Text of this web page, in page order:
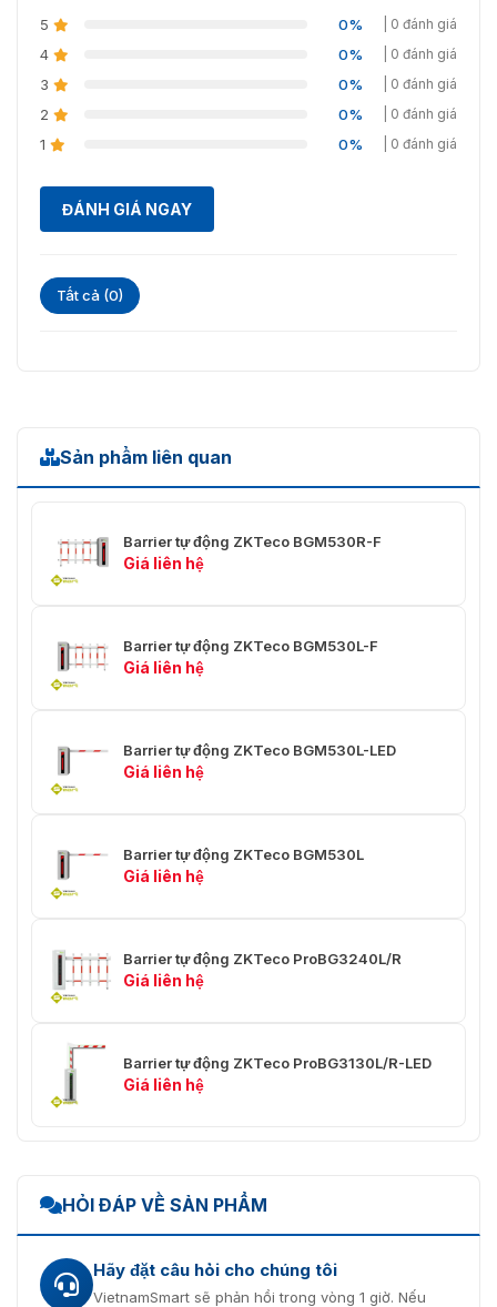
5 0% | 0 đánh giá
4 0% | 0 đánh giá
3 0% | 0 đánh giá
2 0% | 0 đánh giá
1 0% | 0 đánh giá
ĐÁNH GIÁ NGAY
Tất cả (0)
Sản phẩm liên quan
Barrier tự động ZKTeco BGM530R-F
Giá liên hệ
Barrier tự động ZKTeco BGM530L-F
Giá liên hệ
Barrier tự động ZKTeco BGM530L-LED
Giá liên hệ
Barrier tự động ZKTeco BGM530L
Giá liên hệ
Barrier tự động ZKTeco ProBG3240L/R
Giá liên hệ
Barrier tự động ZKTeco ProBG3130L/R-LED
Giá liên hệ
HỎI ĐÁP VỀ SẢN PHẨM
Hãy đặt câu hỏi cho chúng tôi
VietnamSmart sẽ phản hồi trong vòng 1 giờ. Nếu